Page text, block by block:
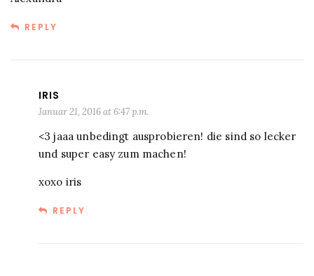
REPLY
IRIS
Januar 21, 2016 at 6:47 p.m.
<3 jaaa unbedingt ausprobieren! die sind so lecker
und super easy zum machen!
xoxo iris
REPLY